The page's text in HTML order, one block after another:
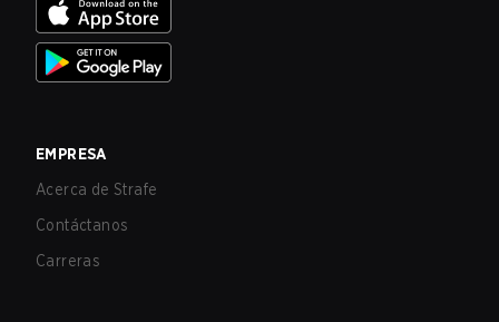
EMPRESA
Acerca de Strafe
Contáctanos
Carreras